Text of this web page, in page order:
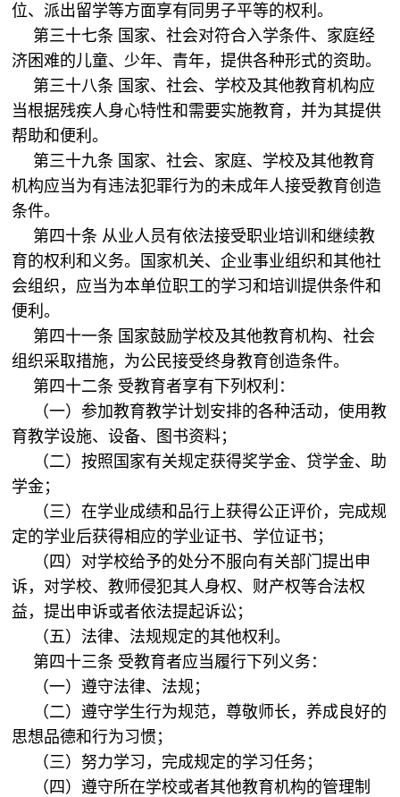
位、派出留学等方面享有同男子平等的权利。
第三十七条 国家、社会对符合入学条件、家庭经
济困难的儿童、少年、青年，提供各种形式的资助。
第三十八条 国家、社会、学校及其他教育机构应
当根据残疾人身心特性和需要实施教育，并为其提供
帮助和便利。
第三十九条 国家、社会、家庭、学校及其他教育
机构应当为有违法犯罪行为的未成年人接受教育创造
条件。
第四十条 从业人员有依法接受职业培训和继续教
育的权利和义务。国家机关、企业事业组织和其他社
会组织，应当为本单位职工的学习和培训提供条件和
便利。
第四十一条 国家鼓励学校及其他教育机构、社会
组织采取措施，为公民接受终身教育创造条件。
第四十二条 受教育者享有下列权利：
（一）参加教育教学计划安排的各种活动，使用教
育教学设施、设备、图书资料；
（二）按照国家有关规定获得奖学金、贷学金、助
学金；
（三）在学业成绩和品行上获得公正评价，完成规
定的学业后获得相应的学业证书、学位证书；
（四）对学校给予的处分不服向有关部门提出申
诉，对学校、教师侵犯其人身权、财产权等合法权
益，提出申诉或者依法提起诉讼；
（五）法律、法规规定的其他权利。
第四十三条 受教育者应当履行下列义务：
（一）遵守法律、法规；
（二）遵守学生行为规范，尊敬师长，养成良好的
思想品德和行为习惯；
（三）努力学习，完成规定的学习任务；
（四）遵守所在学校或者其他教育机构的管理制